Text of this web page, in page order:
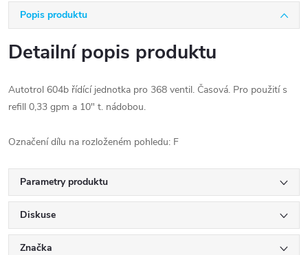
Popis produktu
Detailní popis produktu
Autotrol 604b řídící jednotka pro 368 ventil. Časová. Pro použití s
refill 0,33 gpm a 10" t. nádobou.
Označení dílu na rozloženém pohledu: F
Parametry produktu
Diskuse
Značka